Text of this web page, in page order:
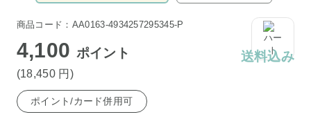
商品コード：AA0163-4934257295345-P
4,100 ポイント
(18,450 円 )
送料込み
ポイント/カード併用可